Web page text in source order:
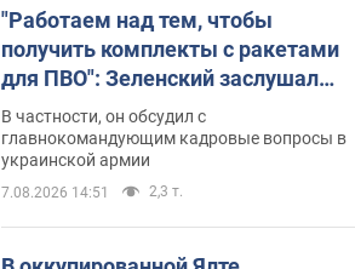
"Работаем над тем, чтобы
получить комплекты с ракетами
для ПВО": Зеленский заслушал
доклад Драпатого и объявил о
новых мерах
В частности, он обсудил с
главнокомандующим кадровые вопросы в
украинской армии
7.08.2026 14:51 2,3 т.